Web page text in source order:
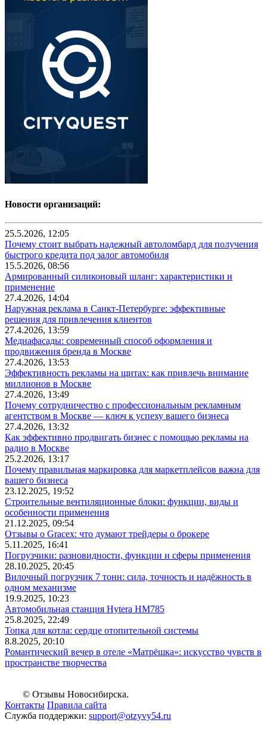
Новости организаций:
25.5.2026, 12:05
Почему стоит выбрать надежный автоломбард для получения
быстрого кредита под залог автомобиля
15.5.2026, 08:56
Армированный силиконовый шланг: характеристики и
применение
27.4.2026, 14:04
Наружная реклама в Санкт-Петербурге: эффективные
решения для привлечения клиентов
27.4.2026, 13:59
Медиафасады: современный способ оформления и
продвижения бренда в Москве
27.4.2026, 13:53
Эффективность рекламы на щитах: как привлечь внимание
миллионов в Москве
27.4.2026, 13:49
Почему сотрудничество с профессиональным рекламным
агентством в Москве — ключ к успеху вашего бизнеса
27.4.2026, 13:32
Как эффективно продвигать бизнес с помощью рекламы на
радио в Москве
25.2.2026, 13:17
Почему правильная маркировка для маркетплейсов важна для
вашего бизнеса
23.12.2025, 19:52
Строительные вентиляционные блоки: функции, виды и
особенности применения
21.12.2025, 09:54
Отзывы о Gracex: что думают трейдеры о брокере
5.11.2025, 16:41
Погрузчики: разновидности, функции и сферы применения
28.10.2025, 20:45
Вилочный погрузчик 7 тонн: сила, точность и надёжность в
одном механизме
19.9.2025, 10:23
Автомобильная станция Hytera HM785
25.8.2025, 22:49
Топка для котла: сердце отопительной системы
8.8.2025, 20:10
Романтический вечер в отеле «Матрёшка»: искусство чувств в
пространстве творчества
© Отзывы Новосибирска.
Контакты Правила сайта
Служба поддержки: support@otzyvy54.ru